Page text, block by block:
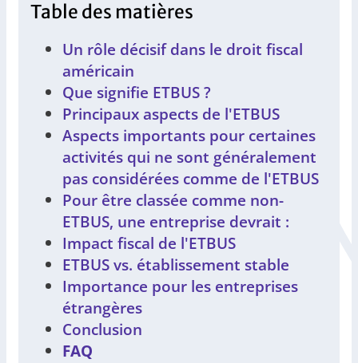
Table des matières
Un rôle décisif dans le droit fiscal
américain
Que signifie ETBUS ?
Principaux aspects de l'ETBUS
Aspects importants pour certaines
activités qui ne sont généralement
pas considérées comme de l'ETBUS
Pour être classée comme non-
ETBUS, une entreprise devrait :
Impact fiscal de l'ETBUS
ETBUS vs. établissement stable
Importance pour les entreprises
étrangères
Conclusion
FAQ